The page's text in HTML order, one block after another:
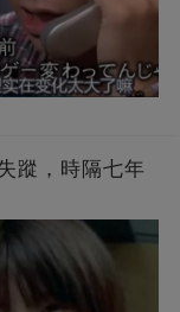
蹤，時隔七年